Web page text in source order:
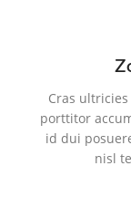
Cras
porttitor
id dui
nisl